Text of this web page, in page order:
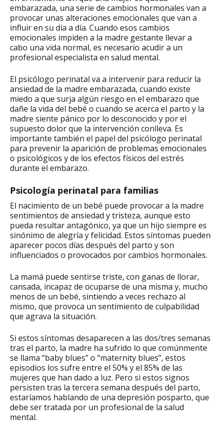
embarazada, una serie de cambios hormonales van a
provocar unas alteraciones emocionales que van a
influir en su día a día. Cuando esos cambios
emocionales impiden a la madre gestante llevar a
cabo una vida normal, es necesario acudir a un
profesional especialista en salud mental.
El psicólogo perinatal va a intervenir para reducir la
ansiedad de la madre embarazada, cuando existe
miedo a que surja algún riesgo en el embarazo que
dañe la vida del bebé o cuando se acerca el parto y la
madre siente pánico por lo desconocido y por el
supuesto dolor que la intervención conlleva. Es
importante también el papel del psicólogo perinatal
para prevenir la aparición de problemas emocionales
o psicológicos y de los efectos físicos del estrés
durante el embarazo.
Psicología perinatal para familias
El nacimiento de un bebé puede provocar a la madre
sentimientos de ansiedad y tristeza, aunque esto
pueda resultar antagónico, ya que un hijo siempre es
sinónimo de alegría y felicidad. Estos síntomas pueden
aparecer pocos días después del parto y son
influenciados o provocados por cambios hormonales.
La mamá puede sentirse triste, con ganas de llorar,
cansada, incapaz de ocuparse de una misma y, mucho
menos de un bebé, sintiendo a veces rechazo al
mismo, que provoca un sentimiento de culpabilidad
que agrava la situación.
Si estos síntomas desaparecen a las dos/tres semanas
tras el parto, la madre ha sufrido lo que comúnmente
se llama “baby blues” o “maternity blues”, estos
episodios los sufre entre el 50% y el 85% de las
mujeres que han dado a luz. Pero si estos signos
persisten tras la tercera semana después del parto,
estaríamos hablando de una depresión posparto, que
debe ser tratada por un profesional de la salud
mental.